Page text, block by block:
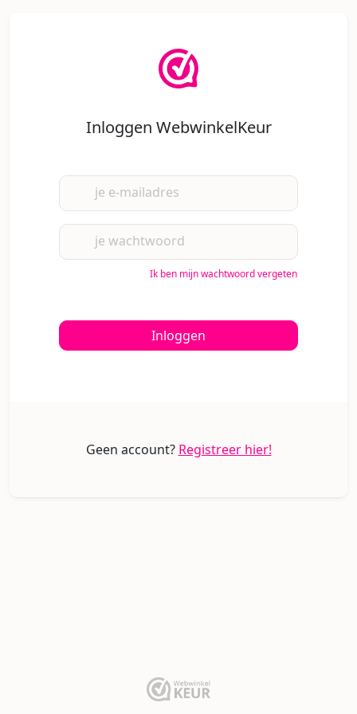
Inloggen WebwinkelKeur
je e-mailadres
je wachtwoord
Ik ben mijn wachtwoord vergeten
Inloggen
Geen account? Registreer hier!